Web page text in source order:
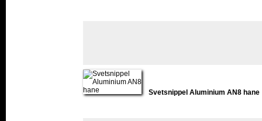
Svetsnippel Aluminium AN8 hane